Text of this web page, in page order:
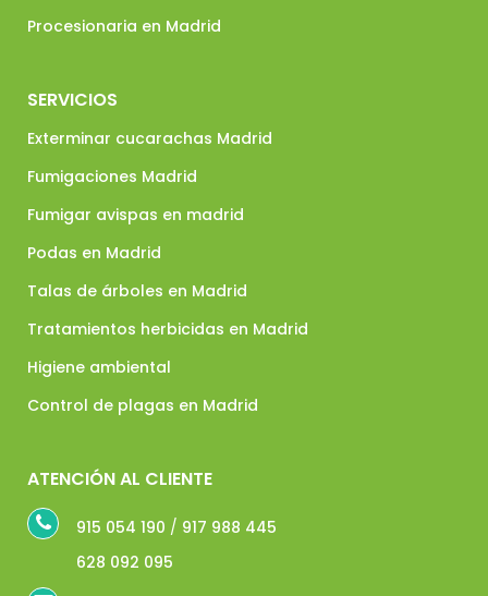
Procesionaria en Madrid
SERVICIOS
Exterminar cucarachas Madrid
Fumigaciones Madrid
Fumigar avispas en madrid
Podas en Madrid
Talas de árboles en Madrid
Tratamientos herbicidas en Madrid
Higiene ambiental
Control de plagas en Madrid
ATENCIÓN AL CLIENTE
915 054 190 / 917 988 445
628 092 095